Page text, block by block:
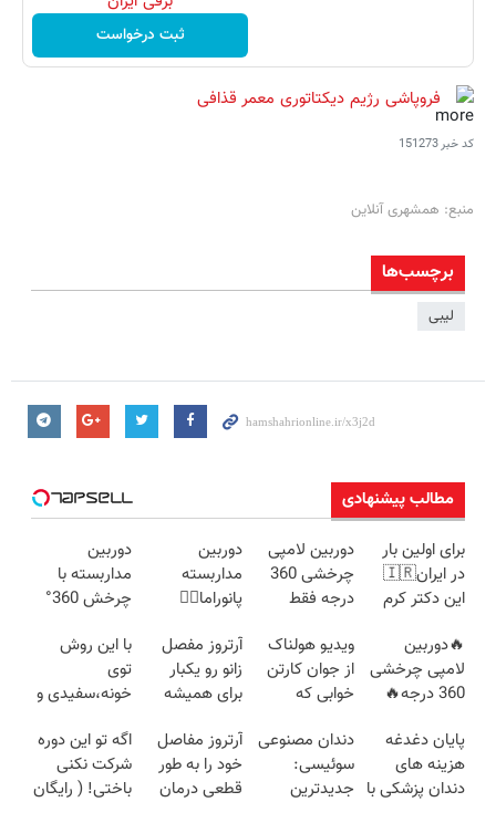
ثبت درخواست
فروپاشی رژیم دیکتاتوری معمر قذافی
کد خبر151273
منبع: همشهری آنلاین
برچسب‌ها
لیبی
مطالب پیشنهادی
برای اولین بار
در ایران🇮🇷
این دکتر کرم
روزه ساخت!
دوربین لامپی
چرخشی 360
درجه فقط
🔥 پرداخت
درب منزل
دوربین
مداربسته
پانوراما👈🏻
360°و سازگار با
اندروید و ios
دوربین
مداربسته با
چرخش 360°
(ضمانت
تعویض +
پرداخت درب
🔥دوربین
لامپی چرخشی
360 درجه🔥
منزل + گارانتی
تعویض
ویدیو هولناک
از جوان کارتن
خوابی که
آموزش رایگان
آرتروز مفصل
زانو رو یکبار
برای همیشه
◗پرسش‌نامه◖
با این روش
توی
خونه،سفیدی و
برگردون
(40%off)
پایان دغدغه
هزینه های
دندان پزشکی با
دندان مصنوعی
سوئیسی:
جدیدترین
آرتروز مفاصل
خود را به طور
قطعی درمان
اگه تو این دوره
شرکت نکنی
باختی! ( رایگان